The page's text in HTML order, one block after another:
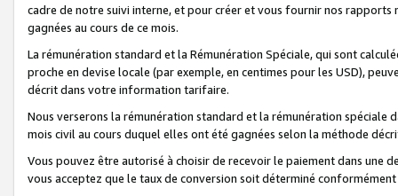
cadre de notre suivi interne, et pour créer et vous fournir nos
gagnées au cours de ce mois.
La rémunération standard et la Rémunération Spéciale, qui sont
proche en devise locale (par exemple, en centimes pour les USD),
décrit dans votre information tarifaire.
Nous verserons la rémunération standard et la rémunération spéciale
mois civil au cours duquel elles ont été gagnées selon la méthode
Vous pouvez être autorisé à choisir de recevoir le paiement dans une
vous acceptez que le taux de conversion soit déterminé